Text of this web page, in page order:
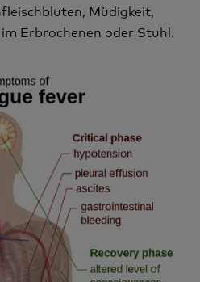
Müdigkeit,
Erbrochenen oder Stuhl.